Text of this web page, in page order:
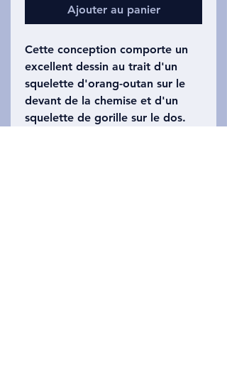
Ajouter au panier
Cette conception comporte un
excellent dessin au trait d'un
squelette d'orang-outan sur le
devant de la chemise et d'un
squelette de gorille sur le dos.